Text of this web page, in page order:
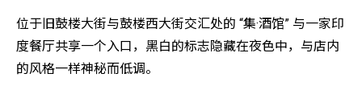
位于旧鼓楼大街与鼓楼西大街交汇处的 “集·酒馆” 与一家印
度餐厅共享一个入口，黑白的标志隐藏在夜色中，与店内
的风格一样神秘而低调。